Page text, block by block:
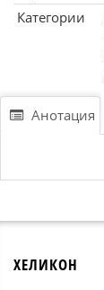
Категории
Анотация
ХЕЛИКОН